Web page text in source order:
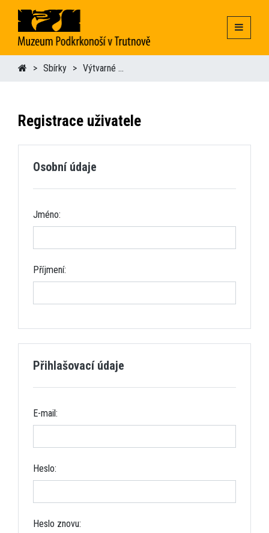
Sbírky Výtvarné umění
Registrace uživatele
Osobní údaje
Jméno:
Příjmení:
Přihlašovací údaje
E-mail:
Heslo:
Heslo znovu: